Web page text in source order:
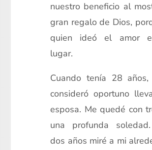
nuestro beneficio al
gran regalo de Dios,
quien ideó el amor
lugar.
Cuando tenía 28
consideró oportuno
esposa. Me quedé con
una profunda
dos años miré a mi